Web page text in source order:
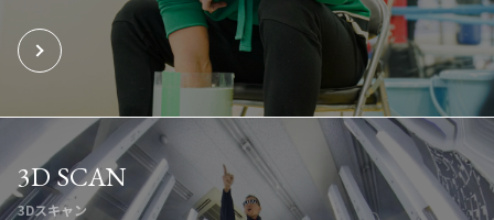
3D SCAN
3Dスキャン